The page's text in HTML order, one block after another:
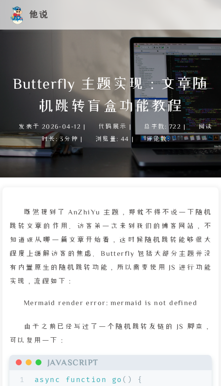
他说
Butterfly 主题实现：文章随
机跳转盲盒功能教程
发表于 2026-04-12 | 代码展示 | 总字数: 722 |
阅读
时长: 3分钟 | 浏览量: 44 | 评论数:
既然提到了 AnZhiYu 主题，那就不得不说一下随机
跳转文章的作用。访客第一次来到我们的博客网站，不
知道该从哪一篇文章开始看，这时候随机跳转能够很大
程度上缓解访客的焦虑。Butterfly 包括大部分主题并没
有内置原生的随机跳转功能，所以需要使用 JS 进行功能
实现，流程如下：
Mermaid render error: mermaid is not defined
由于之前已经写过了一个随机跳转友链的 JS 脚本，
可以复用一下：
JAVASCRIPT
1
async function go ( ) {